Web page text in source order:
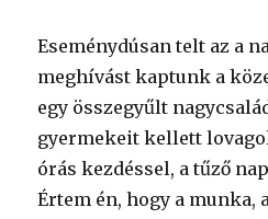
Eseménydúsan telt az a
meghívást kaptunk a
egy összegyűlt
gyermekeit kellett
órás kezdéssel, a tűző
Értem én, hogy a munka,